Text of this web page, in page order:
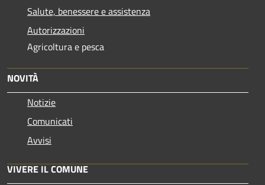
Salute, benessere e assistenza
Autorizzazioni
Agricoltura e pesca
NOVITÀ
Notizie
Comunicati
Avvisi
VIVERE IL COMUNE